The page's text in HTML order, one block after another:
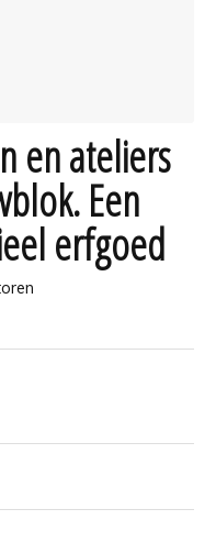
en ateliers
Een
erfgoed